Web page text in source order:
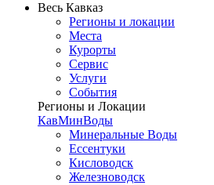
Весь Кавказ
Регионы и локации
Места
Курорты
Сервис
Услуги
События
Регионы и Локации
КавМинВоды
Минеральные Воды
Ессентуки
Кисловодск
Железноводск